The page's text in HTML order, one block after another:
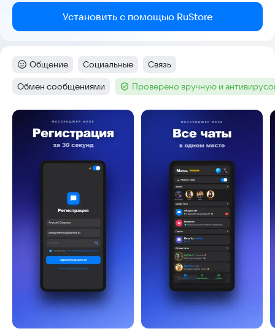
Установить с помощью RuStore
Категория:
Общение Тег:
Социальные Тег:
Связь
Тег:
Обмен сообщениями Тег :Проверено вручную и
Скриншоты